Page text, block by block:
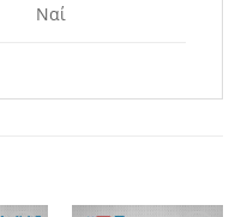
Ναί